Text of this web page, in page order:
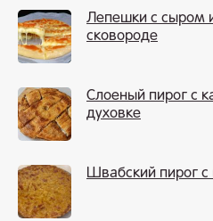
Лепешки с сыром
сковороде
Слоеный пирог с
духовке
Швабский пирог с